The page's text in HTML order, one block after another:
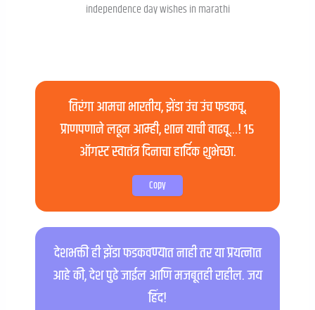
independence day wishes in marathi
तिरंगा आमचा भारतीय, झेंडा उंच उंच फडकवू,
प्राणपणाने लढून आम्ही, शान याची वाढवू…! १५
ऑगस्ट स्वातंत्र दिनाचा हार्दिक शुभेच्छा.
Copy
देशभक्ती ही झेंडा फडकवण्यात नाही तर या प्रयत्नात
आहे की, देश पुढे जाईल आणि मजबूतही राहील. जय
हिंद!